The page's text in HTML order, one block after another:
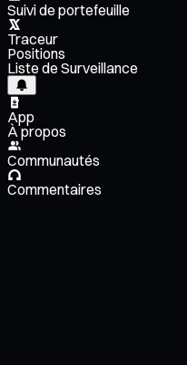
Suivi de portefeuille
Traceur
Positions
Liste de Surveillance
App
À propos
Communautés
Commentaires